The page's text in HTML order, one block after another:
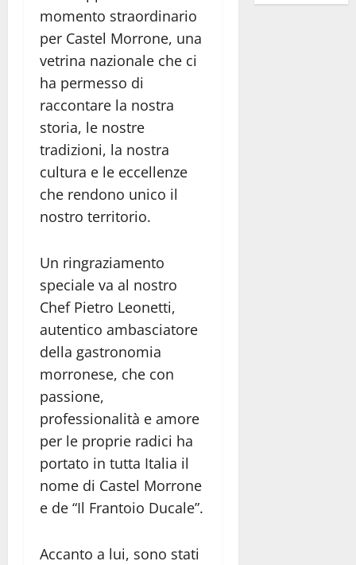
momento straordinario
per Castel Morrone, una
vetrina nazionale che ci
ha permesso di
raccontare la nostra
storia, le nostre
tradizioni, la nostra
cultura e le eccellenze
che rendono unico il
nostro territorio.
Un ringraziamento
speciale va al nostro
Chef Pietro Leonetti,
autentico ambasciatore
della gastronomia
morronese, che con
passione,
professionalità e amore
per le proprie radici ha
portato in tutta Italia il
nome di Castel Morrone
e de “Il Frantoio Ducale”.
Accanto a lui, sono stati